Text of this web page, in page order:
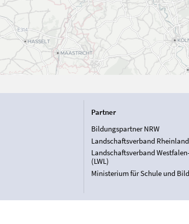
Partner
Bildungspartner NRW
Landschaftsverband Rheinland
Landschaftsverband
(LWL)
Ministerium für Schule und